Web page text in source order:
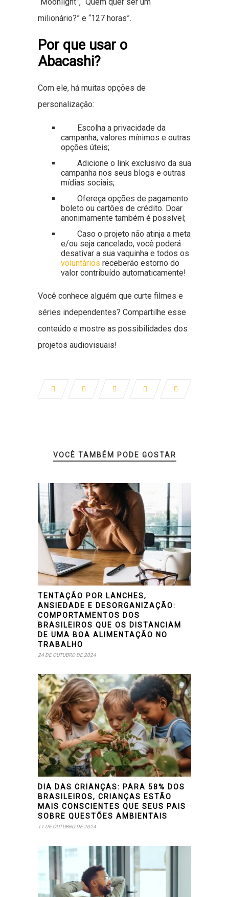
milionário?” e “127 horas”.
Por que usar o
Abacashi?
Com ele, há muitas opções de
personalização:
Escolha a privacidade da
campanha, valores mínimos e outras
opções úteis;
Adicione o link exclusivo da sua
campanha nos seus blogs e outras
mídias sociais;
Ofereça opções de pagamento:
boleto ou cartões de crédito. Doar
anonimamente também é possível;
Caso o projeto não atinja a meta
e/ou seja cancelado, você poderá
desativar a sua vaquinha e todos os
voluntários receberão estorno do
valor contribuído automaticamente!
Você conhece alguém que curte filmes e
séries independentes? Compartilhe esse
conteúdo e mostre as possibilidades dos
projetos audiovisuais!
VOCÊ TAMBÉM PODE GOSTAR
TENTAÇÃO POR LANCHES,
ANSIEDADE E DESORGANIZAÇÃO:
COMPORTAMENTOS DOS
BRASILEIROS QUE OS DISTANCIAM
DE UMA BOA ALIMENTAÇÃO NO
TRABALHO
24 DE OUTUBRO DE 2024
DIA DAS CRIANÇAS: PARA 58% DOS
BRASILEIROS, CRIANÇAS ESTÃO
MAIS CONSCIENTES QUE SEUS PAIS
SOBRE QUESTÕES AMBIENTAIS
11 DE OUTUBRO DE 2024